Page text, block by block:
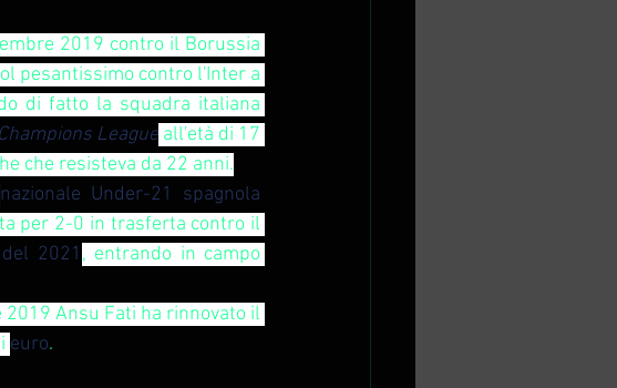
2019 contro il Borussia
pesantissimo contro l'Inter a
di fatto la squadra italiana
Champions League all'età di 17
che resisteva da 22 anni.
nazionale Under-21 spagnola
2021 , entrando in campo
2019 Ansu Fati ha rinnovato il
euro.